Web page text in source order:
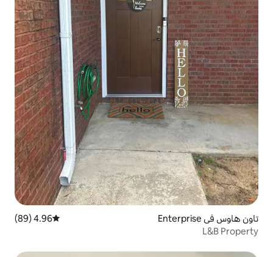
متوسط التقييم 4.96 من 5، 89 مراجعات
4.96 (89)